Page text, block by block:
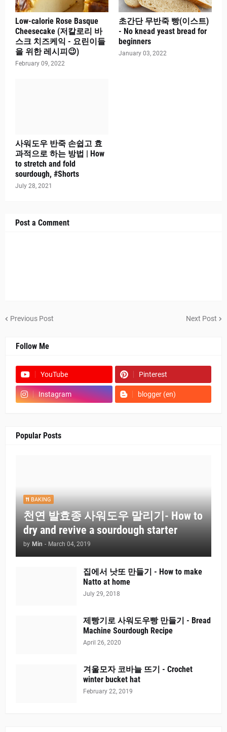
Low-calorie Rose Basque
Cheesecake (저칼로리 바
스크 치즈케익 - 요린이들
을 위한 레시피😉)
February 09, 2022
초간단 무반죽 빵(이스트)
- No knead yeast bread for
beginners
January 03, 2022
사워도우 반죽 손쉽고 효
과적으로 하는 방법 | How
to stretch and fold
sourdough, #Shorts
July 28, 2021
Post a Comment
Previous Post Next Post
Follow Me
YouTube Pinterest
Instagram blogger (en)
Popular Posts
BAKING
천연 발효종 사워도우 말리기- How to
dry and revive a sourdough starter
by Min - March 04, 2019
집에서 낫또 만들기 - How to make
Natto at home
July 29, 2018
제빵기로 사워도우빵 만들기 - Bread
Machine Sourdough Recipe
April 26, 2020
겨울모자 코바늘 뜨기 - Crochet
winter bucket hat
February 22, 2019